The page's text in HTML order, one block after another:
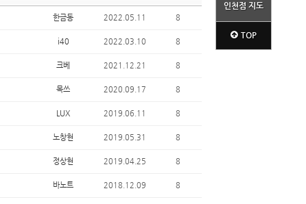
한금동 2022.05.11 8
i40 2022.03.10 8
크베 2021.12.21 8
목쓰 2020.09.17 8
LUX 2019.06.11 8
노창현 2019.05.31 8
정상현 2019.04.25 8
바노트 2018.12.09 8
인천점 지도
TOP